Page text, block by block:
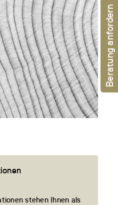
stehen Ihnen als
Beratung anfordern